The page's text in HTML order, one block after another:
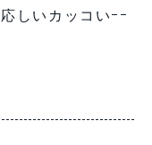
しいカッコいｰｰ